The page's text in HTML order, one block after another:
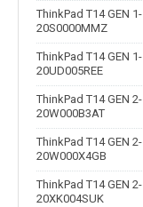
ThinkPad T14 GEN 1-
20S0000MMZ
ThinkPad T14 GEN 1-
20UD005REE
ThinkPad T14 GEN 2-
20W000B3AT
ThinkPad T14 GEN 2-
20W000X4GB
ThinkPad T14 GEN 2-
20XK004SUK